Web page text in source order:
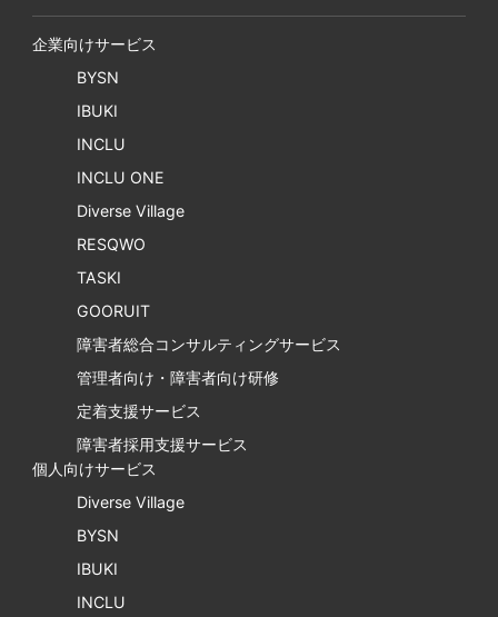
企業向けサービス
BYSN
IBUKI
INCLU
INCLU ONE
Diverse Village
RESQWO
TASKI
GOORUIT
障害者総合コンサルティングサービス
管理者向け・障害者向け研修
定着支援サービス
障害者採用支援サービス
個人向けサービス
Diverse Village
BYSN
IBUKI
INCLU